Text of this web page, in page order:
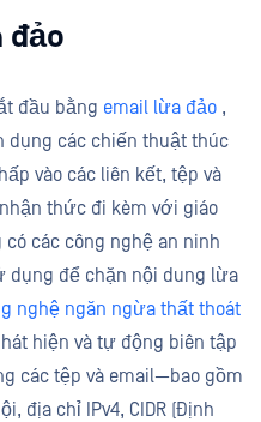
đảo
đầu bằng email lừa đảo ,
dụng các chiến thuật thúc
vào các liên kết, tệp và
thức đi kèm với giáo
các công nghệ an ninh
dụng để chặn nội dung lừa
nghệ ngăn ngừa thất thoát
hiện và tự động biên tập
các tệp và email—bao gồm
địa chỉ IPv4, CIDR (Định